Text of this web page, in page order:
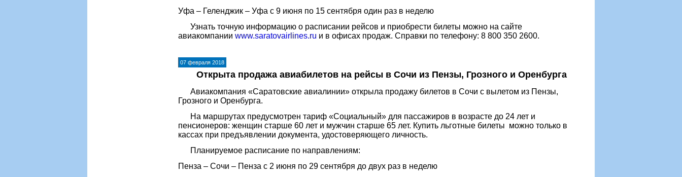
Уфа – Геленджик – Уфа с 9 июня по 15 сентября один раз в неделю
Узнать точную информацию о расписании рейсов и приобрести билеты можно на сайте
авиакомпании www.saratovairlines.ru и в офисах продаж. Справки по телефону: 8 800 350 2600.
07 февраля 2018
Открыта продажа авиабилетов на рейсы в Сочи из Пензы, Грозного и Оренбурга
Авиакомпания «Саратовские авиалинии» открыла продажу билетов в Сочи с вылетом из Пензы,
Грозного и Оренбурга.
На маршрутах предусмотрен тариф «Социальный» для пассажиров в возрасте до 24 лет и
пенсионеров: женщин старше 60 лет и мужчин старше 65 лет. Купить льготные билеты можно только в
кассах при предъявлении документа, удостоверяющего личность.
Планируемое расписание по направлениям:
Пенза – Сочи – Пенза с 2 июня по 29 сентября до двух раз в неделю